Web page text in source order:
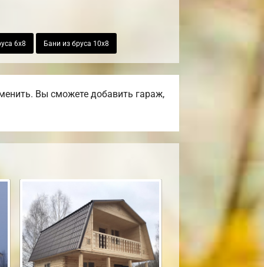
6х8 Бани из бруса 10х8
Вы сможете добавить гараж,